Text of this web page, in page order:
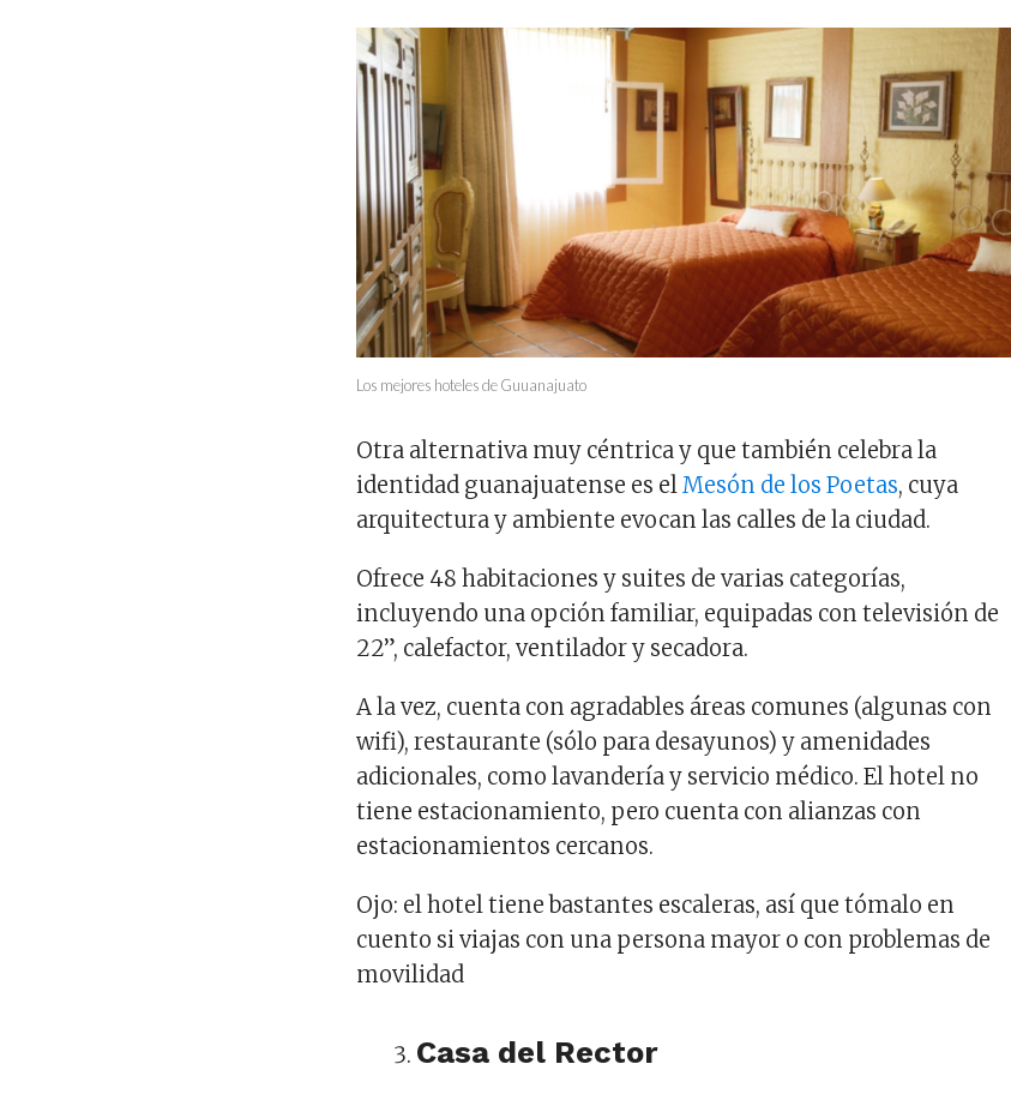
Los mejores hoteles de Guuanajuato
Otra alternativa muy céntrica y que también celebra la
identidad guanajuatense es el Mesón de los Poetas, cuya
arquitectura y ambiente evocan las calles de la ciudad.
Ofrece 48 habitaciones y suites de varias categorías,
incluyendo una opción familiar, equipadas con televisión de
22”, calefactor, ventilador y secadora.
A la vez, cuenta con agradables áreas comunes (algunas con
wifi), restaurante (sólo para desayunos) y amenidades
adicionales, como lavandería y servicio médico. El hotel no
tiene estacionamiento, pero cuenta con alianzas con
estacionamientos cercanos.
Ojo: el hotel tiene bastantes escaleras, así que tómalo en
cuento si viajas con una persona mayor o con problemas de
movilidad
Casa del Rector